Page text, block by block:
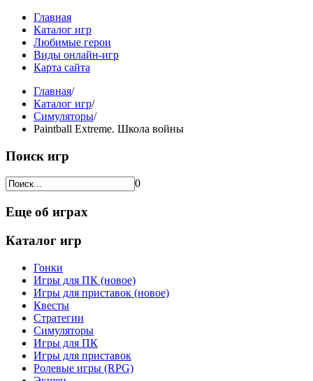
Главная
Каталог игр
Любимые герои
Виды онлайн-игр
Карта сайта
Главная/
Каталог игр/
Симуляторы/
Paintball Extreme. Школа войны
Поиск игр
0
Еще об играх
Каталог игр
Гонки
Игры для ПК (новое)
Игры для приставок (новое)
Квесты
Стратегии
Симуляторы
Игры для ПК
Игры для приставок
Ролевые игры (RPG)